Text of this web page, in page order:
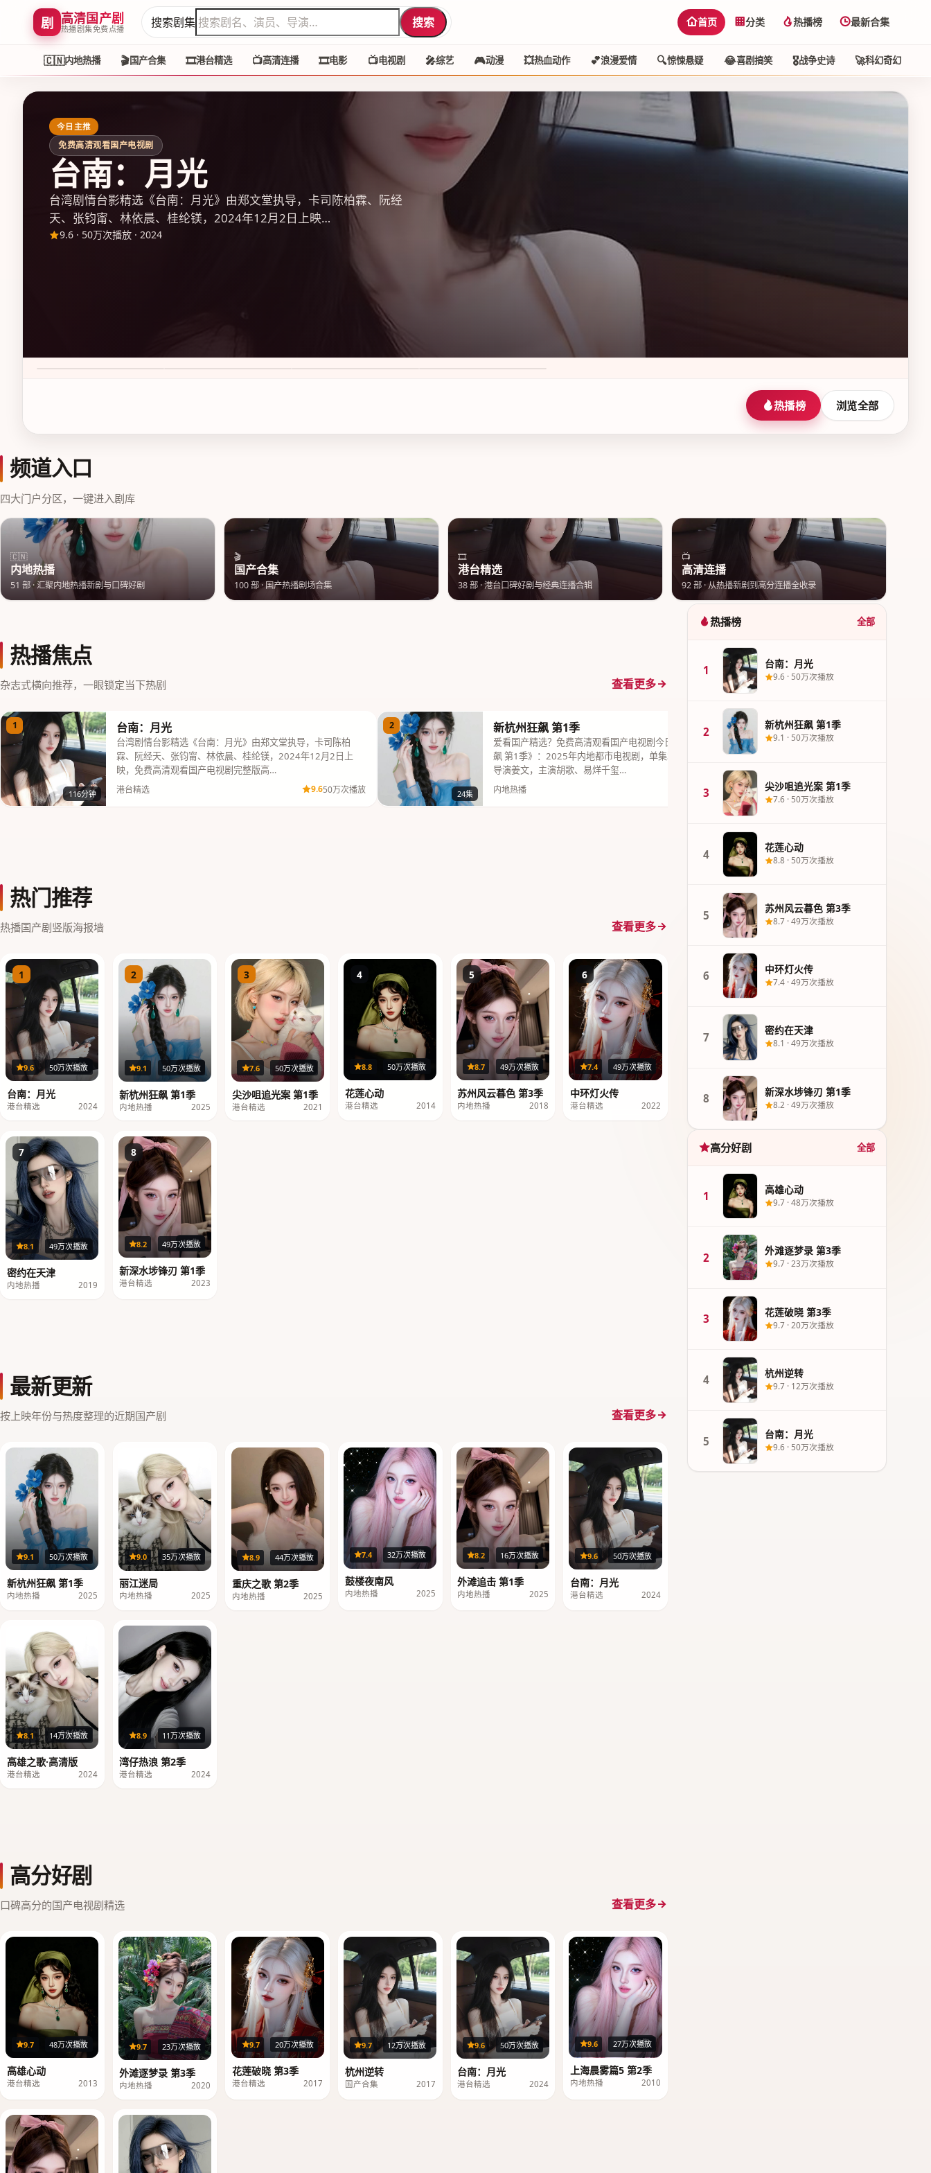
剧 高清国产剧
热播剧集免费点播 搜索剧集 搜索 首页 分类 热播榜 最新合集
🇨🇳内地热播 🎬国产合集 🎞️港台精选 📺高清连播 🎞️电影 📺电视剧 🎤综艺 🎮动漫 💥热血动作 💕浪漫爱情 🔍惊悚悬疑 😂喜剧搞笑 🎖️战争史诗 🚀科幻奇幻
今日主推
免费高清观看国产电视剧
台南：月光
台湾剧情台影精选《台南：月光》由郑文堂执导，卡司陈柏霖、阮经
天、张钧甯、林依晨、桂纶镁，2024年12月2日上映…
9.6 · 50万次播放 · 2024
9.1·50万次播放 7.6·50万次播放 8.8·50万次播放 8.7·49万次播放
热播榜 浏览全部
频道入口
四大门户分区，一键进入剧库
🇨🇳
内地热播
51 部 ·汇聚内地热播新剧与口碑好剧
🎬
国产合集
100部 ·国产热播剧场合集
🎞️
港台精选
38部 ·港台口碑好剧与经典连播合辑
📺
高清连播
92部 ·从热播新剧到高分连播全收录
热播焦点
杂志式横向推荐，一眼锁定当下热剧 查看更多
1
116分钟
台南：月光
台湾剧情台影精选《台南：月光》由郑文堂执导，卡司陈柏
霖、阮经天、张钧甯、林依晨、桂纶镁，2024年12月2日上
映，免费高清观看国产电视剧完整版高…
港台精选 9.650万次播放
2
24集
新杭州狂飙 第1季
爱看国产精选？免费高清观看国产电视剧今日力推《新杭州狂
飙 第1季》：2025年内地都市电视剧，单集38分钟超清质感。
导演姜文，主演胡歌、易烊千玺…
内地热播 50万次播放
3
19集
热门推荐
热播国产剧竖版海报墙 查看更多
1
116分钟
9.6 50万次播放
台南：月光
港台精选 2024
2
24集
9.1 50万次播放
新杭州狂飙 第1季
内地热播 2025
3
19集
7.6 50万次播放
尖沙咀追光案 第1季
港台精选 2021
4
22集
8.8 50万次播放
花莲心动
港台精选 2014
5
12集
8.7 49万次播放
苏州风云暮色 第3季
内地热播 2018
6
23集
7.4 49万次播放
中环灯火传
港台精选 2022
7
18集
8.1 49万次播放
密约在天津
内地热播 2019
8
40集
8.2 49万次播放
新深水埗锋刃 第1季
港台精选 2023
最新更新
按上映年份与热度整理的近期国产剧 查看更多
24集
9.1 50万次播放
新杭州狂飙 第1季
内地热播 2025
32集
9.0 35万次播放
丽江迷局
内地热播 2025
40集
8.9 44万次播放
重庆之歌 第2季
内地热播 2025
36集
7.4 32万次播放
鼓楼夜南风
内地热播 2025
29集
8.2 16万次播放
外滩追击 第1季
内地热播 2025
116分钟
9.6 50万次播放
台南：月光
港台精选 2024
96分钟
8.1 14万次播放
高雄之歌·高清版
港台精选 2024
20集
8.9 11万次播放
湾仔热浪 第2季
港台精选 2024
高分好剧
口碑高分的国产电视剧精选 查看更多
20集
9.7 48万次播放
高雄心动
港台精选 2013
39集
9.7 23万次播放
外滩逐梦录 第3季
内地热播 2020
36集
9.7 20万次播放
花莲破晓 第3季
港台精选 2017
第20期
9.7 12万次播放
杭州逆转
国产合集 2017
116分钟
9.6 50万次播放
台南：月光
港台精选 2024
26集
9.6 27万次播放
上海晨雾篇5 第2季
内地热播 2010
热播榜 全部
1 台南：月光
9.6 · 50万次播放
2 新杭州狂飙 第1季
9.1 · 50万次播放
3 尖沙咀追光案 第1季
7.6 · 50万次播放
4 花莲心动
8.8 · 50万次播放
5 苏州风云暮色 第3季
8.7 ·49万次播放
6 中环灯火传
7.4 ·49万次播放
7 密约在天津
8.1 ·49万次播放
8 新深水埗锋刃 第1季
8.2 ·49万次播放
高分好剧 全部
1 高雄心动
9.7 ·48万次播放
2 外滩逐梦录 第3季
9.7 ·23万次播放
3 花莲破晓 第3季
9.7 · 20万次播放
4 杭州逆转
9.7 · 12万次播放
5 台南：月光
9.6 · 50万次播放